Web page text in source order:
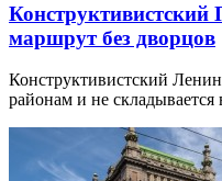
Конструктивистский
маршрут без дворцов
Конструктивистский
районам и не